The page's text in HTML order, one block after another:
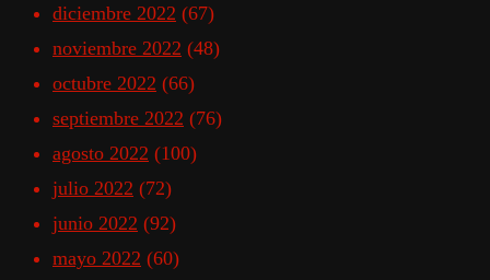
diciembre 2022 (67)
noviembre 2022 (48)
octubre 2022 (66)
septiembre 2022 (76)
agosto 2022 (100)
julio 2022 (72)
junio 2022 (92)
mayo 2022 (60)